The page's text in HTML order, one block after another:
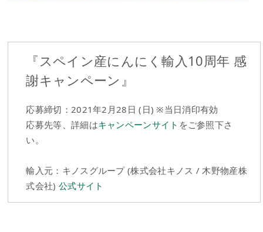
『スペイン産にんにく輸入10周年 感
謝キャンペーン』
応募締切：2021年2月28日 (日) ※当日消印有効
応募先等、詳細はキャンペーンサイト をご参照下さ
い。
輸入元：キノスグループ (株式会社キノス / 木野物産株
式会社) 公式サイト